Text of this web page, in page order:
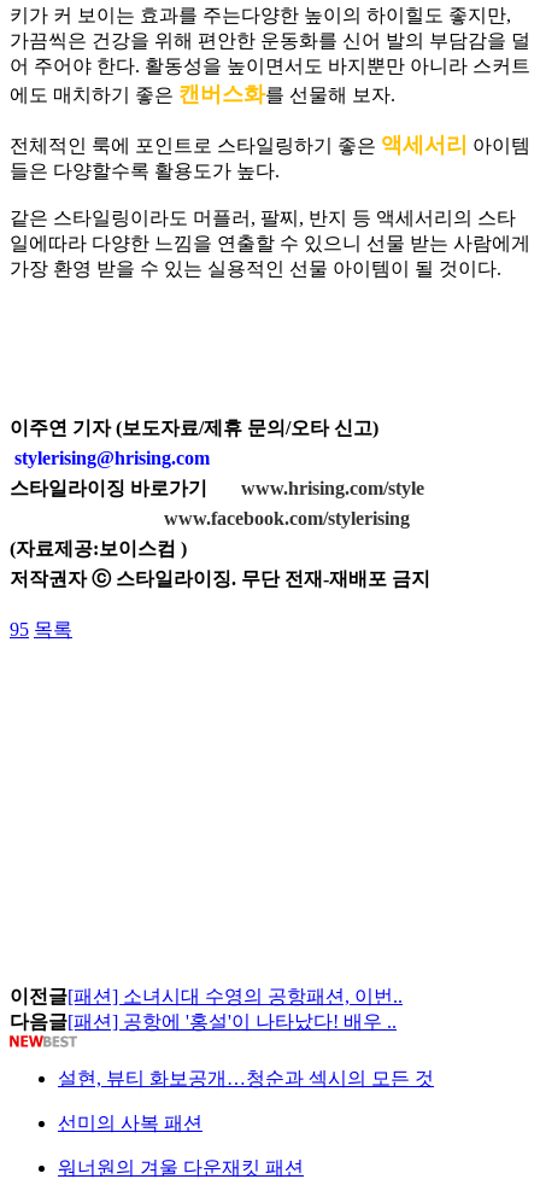
키가 커 보이는 효과를 주는다양한 높이의 하이힐도 좋지만,
가끔씩은 건강을 위해 편안한 운동화를 신어 발의 부담감을 덜
어 주어야 한다. 활동성을 높이면서도 바지뿐만 아니라 스커트
에도 매치하기 좋은 캔버스화를 선물해 보자.
전체적인 룩에 포인트로 스타일링하기 좋은 액세서리 아이템
들은 다양할수록 활용도가 높다.
같은 스타일링이라도 머플러, 팔찌, 반지 등 액세서리의 스타
일에따라 다양한 느낌을 연출할 수 있으니 선물 받는 사람에게
가장 환영 받을 수 있는 실용적인 선물 아이템이 될 것이다.
이주연 기자 (보도자료/제휴 문의/오타 신고)
stylerising@hrising.com
스타일라이징 바로가기
www.hrising.com/style
www.facebook.com/stylerising
(자료제공:보이스컴 )
저작권자 ⓒ 스타일라이징. 무단 전재-재배포 금지
95 목록
이전글[패션] 소녀시대 수영의 공항패션, 이번..
다음글[패션] 공항에 '홍설'이 나타났다! 배우 ..
설현, 뷰티 화보공개…청순과 섹시의 모든 것
선미의 사복 패션
워너원의 겨울 다운재킷 패션